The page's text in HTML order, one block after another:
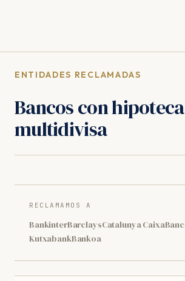
ENTIDADES RECLAMADAS
Bancos con hipoteca
multidivisa
RECLAMAMOS A
BankinterBarclaysCatalunya Caixa
KutxabankBankoa